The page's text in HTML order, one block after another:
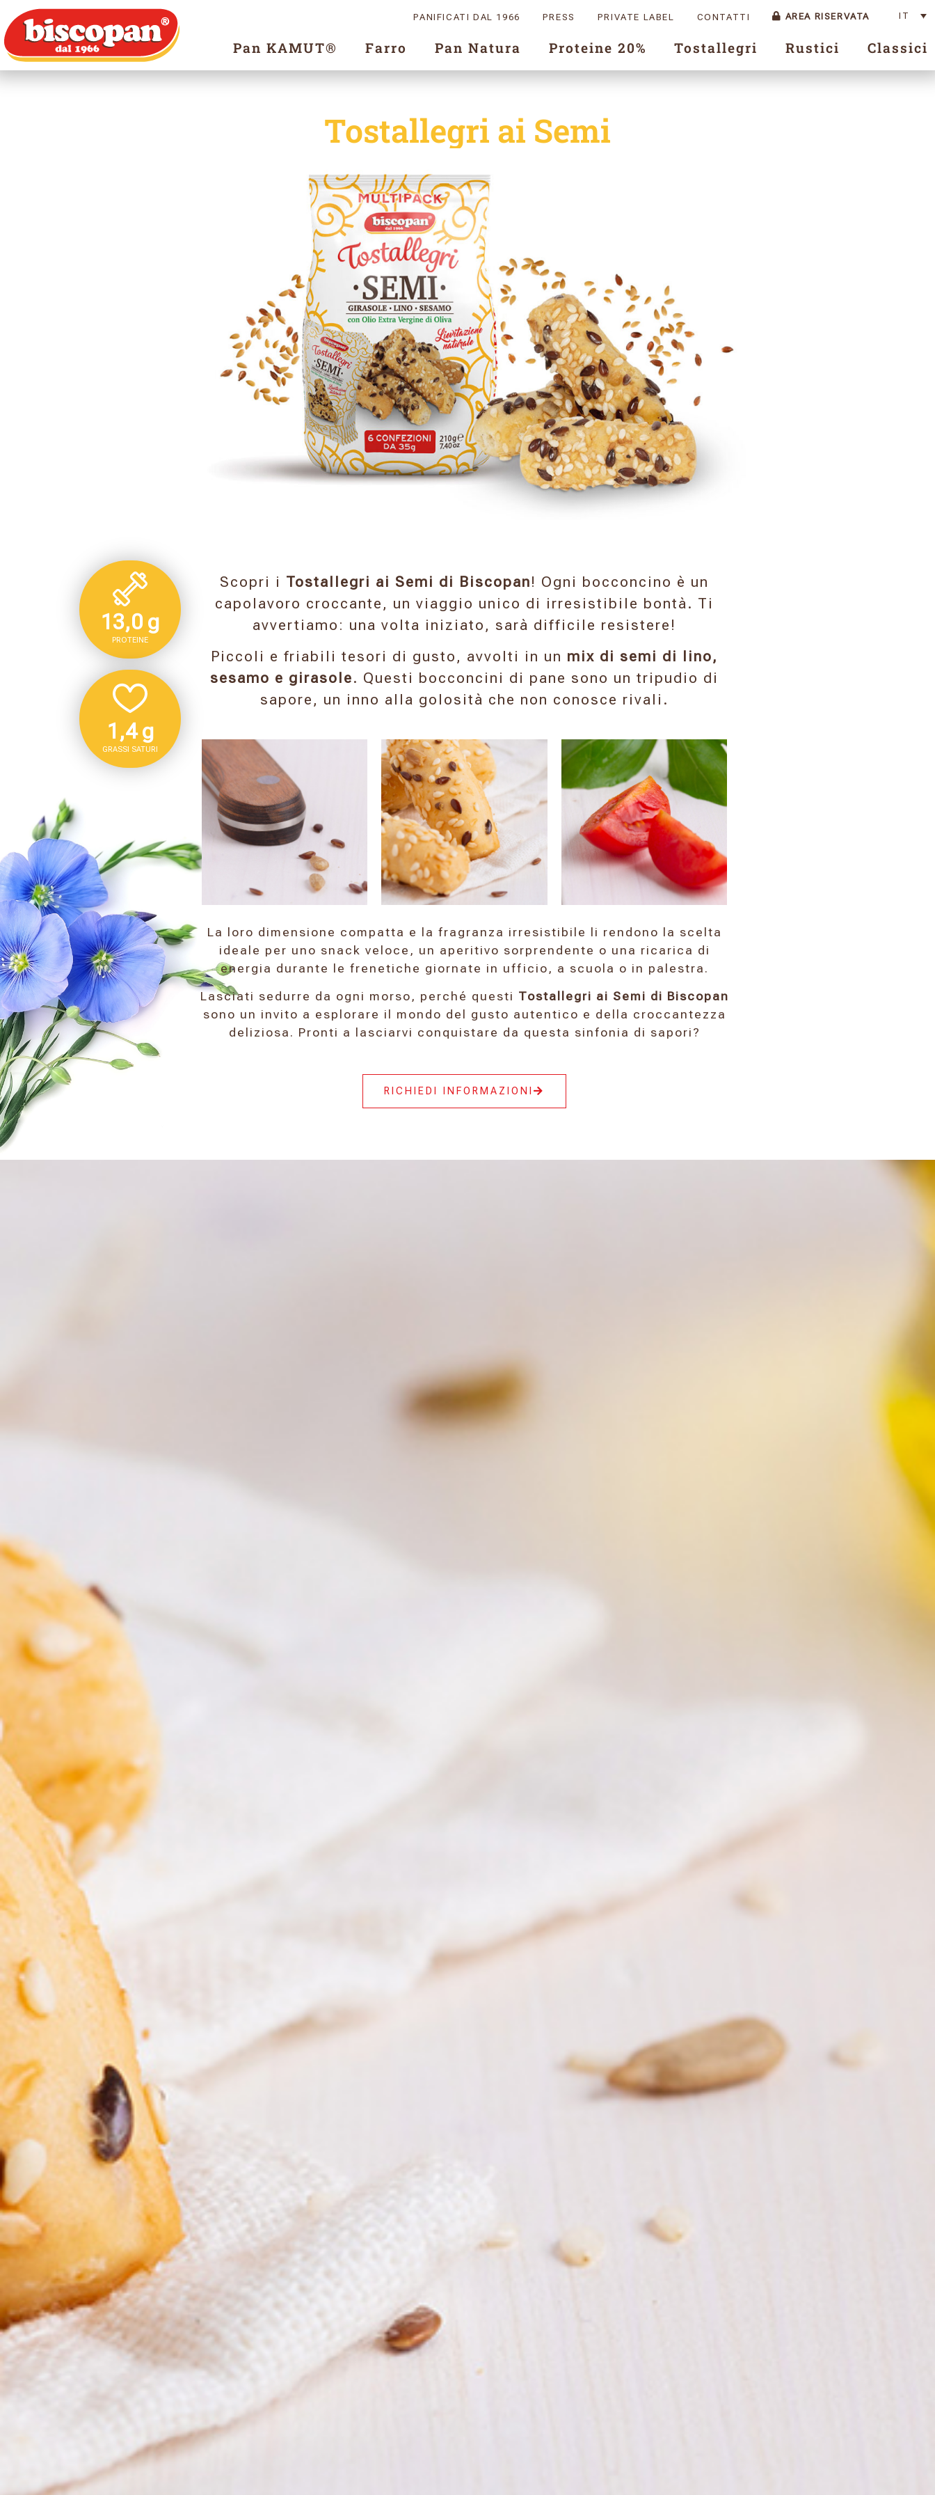
PANIFICATI DAL 1966 PRESS PRIVATE LABEL CONTATTI AREA RISERVATA IT
Pan KAMUT® Farro Pan Natura Proteine 20% Tostallegri Rustici Classici
Tostallegri ai Semi
13,0 g
PROTEINE
1,4 g
GRASSI SATURI
Scopri i Tostallegri ai Semi di Biscopan! Ogni bocconcino è un
capolavoro croccante, un viaggio unico di irresistibile bontà. Ti
avvertiamo: una volta iniziato, sarà difficile resistere!
Piccoli e friabili tesori di gusto, avvolti in un mix di semi di lino,
sesamo e girasole. Questi bocconcini di pane sono un tripudio di
sapore, un inno alla golosità che non conosce rivali.
La loro dimensione compatta e la fragranza irresistibile li rendono la scelta
ideale per uno snack veloce, un aperitivo sorprendente o una ricarica di
energia durante le frenetiche giornate in ufficio, a scuola o in palestra.
Lasciati sedurre da ogni morso, perché questi Tostallegri ai Semi di Biscopan
sono un invito a esplorare il mondo del gusto autentico e della croccantezza
deliziosa. Pronti a lasciarvi conquistare da questa sinfonia di sapori?
RICHIEDI INFORMAZIONI